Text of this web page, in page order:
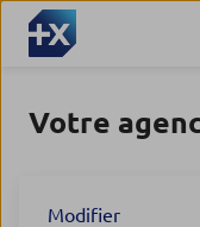
Votre
Modifier